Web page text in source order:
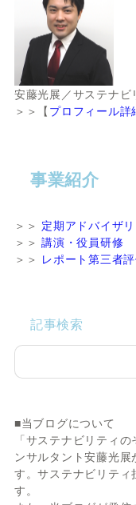
安藤光展／サステナビ
＞＞【 プロフィール詳
事業紹介
＞＞ 定期アドバイザ
＞＞講演・役員研修
＞＞ レポート第三者
記事検索
■当ブログについて
「サステナビリティ
ンサルタント安藤光
す。サステナビリティ
す。